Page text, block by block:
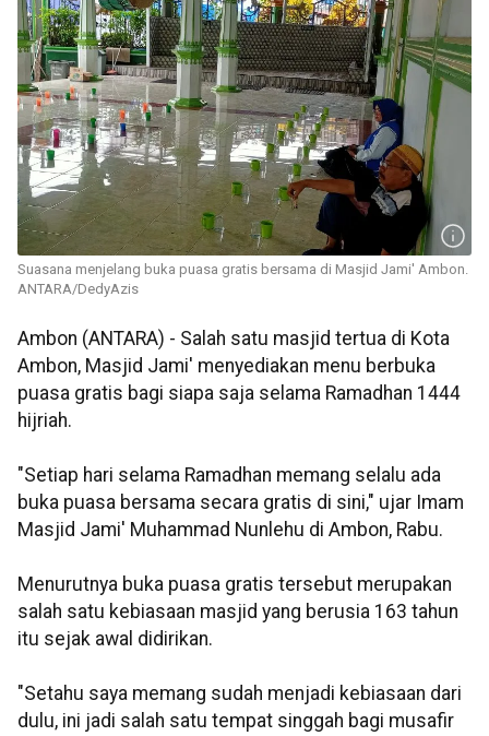
Suasana menjelang buka puasa gratis bersama di Masjid Jami' Ambon.
ANTARA/DedyAzis
Ambon (ANTARA) - Salah satu masjid tertua di Kota
Ambon, Masjid Jami' menyediakan menu berbuka
puasa gratis bagi siapa saja selama Ramadhan 1444
hijriah.
"Setiap hari selama Ramadhan memang selalu ada
buka puasa bersama secara gratis di sini," ujar Imam
Masjid Jami' Muhammad Nunlehu di Ambon, Rabu.
Menurutnya buka puasa gratis tersebut merupakan
salah satu kebiasaan masjid yang berusia 163 tahun
itu sejak awal didirikan.
"Setahu saya memang sudah menjadi kebiasaan dari
dulu, ini jadi salah satu tempat singgah bagi musafir